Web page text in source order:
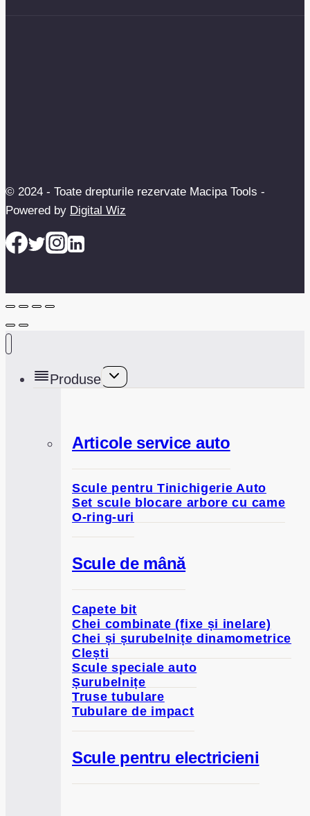
© 2024 - Toate drepturile rezervate Macipa Tools -
Powered by Digital Wiz
Produse
Toggle
Articole service auto
Scule pentru Tinichigerie Auto
Set scule blocare arbore cu came
O-ring-uri
Scule de mână
Capete bit
Chei combinate (fixe și inelare)
Chei și șurubelnițe dinamometrice
Clești
Scule speciale auto
Șurubelnițe
Truse tubulare
Tubulare de impact
Scule pentru electricieni